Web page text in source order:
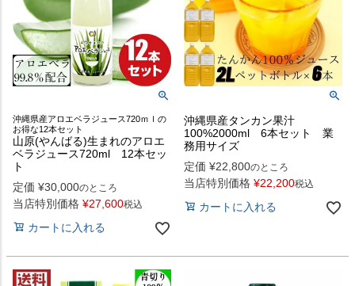
沖縄県産アロエベラジュース720ｍｌの
お得な12本セット
山原(やんばる)生まれのアロエ
ベラジュース720ml 12本セッ
ト
定価 ¥30,000のところ
当店特別価格 ¥27,600税込
カートに入れる
沖縄県産タンカン果汁
100%2000ml 6本セット 業
務用サイズ
定価 ¥22,800のところ
当店特別価格 ¥22,200税込
カートに入れる